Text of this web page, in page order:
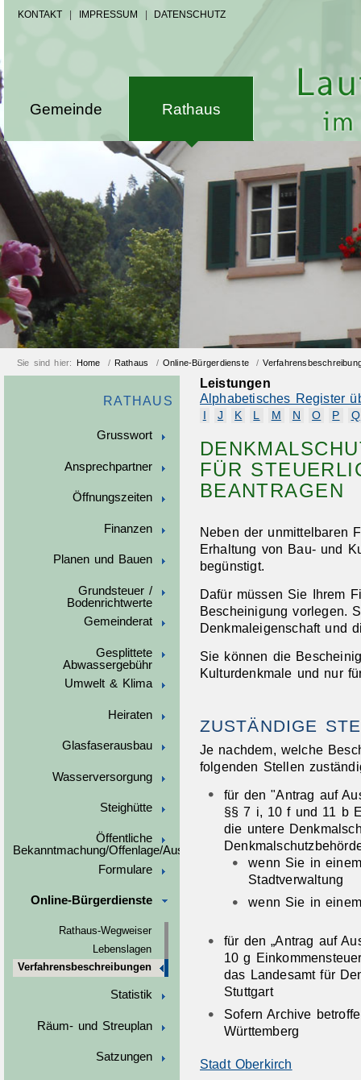
KONTAKT IMPRESSUM DATENSCHUTZ
Gemeinde Rathaus
Sie sind hier: Home / Rathaus / Online-Bürgerdienste /
RATHAUS
Grusswort
Ansprechpartner
Öffnungszeiten
Finanzen
Planen und Bauen
Grundsteuer /
Bodenrichtwerte
Gemeinderat
Gesplittete
Abwassergebühr
Umwelt & Klima
Heiraten
Glasfaserausbau
Wasserversorgung
Steighütte
Öffentliche
Bekanntmachung/Offenlage/Ausschreibungen
Formulare
Online-Bürgerdienste
Rathaus-Wegweiser
Lebenslagen
Verfahrensbeschreibungen
Statistik
Räum- und Streuplan
Satzungen
Leistungen
Alphabetisches Register
J K L M N O P Q
FÜR
BEANTRAGEN
Neben der unmittelbaren
Erhaltung von Bau- und
begünstigt.
Dafür müssen Sie Ihrem
Bescheinigung vorlegen.
Denkmaleigenschaft und
Sie können die
Kulturdenkmale und nur
ZUSTÄNDIGE
Je nachdem, welche
folgenden Stellen
für den "Antrag auf
§§ 7 i, 10 f und 11 b
die untere
wenn Sie in
Stadtverwaltung
wenn Sie in
für den „Antrag auf
10 g
das Landesamt für
Stuttgart
Sofern Archive
Württemberg
Stadt Oberkirch